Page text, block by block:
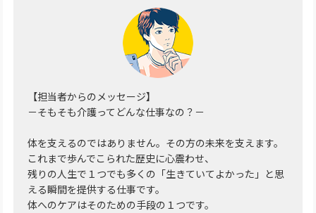
【担当者からのメッセージ】
－そもそも介護ってどんな仕事なの？－
体を支えるのではありません。その方の未来を支えます。
これまで歩んでこられた歴史に心震わせ、
残りの人生で１つでも多くの「生きていてよかった」と思
える瞬間を提供する仕事です。
体へのケアはそのための手段の１つです。